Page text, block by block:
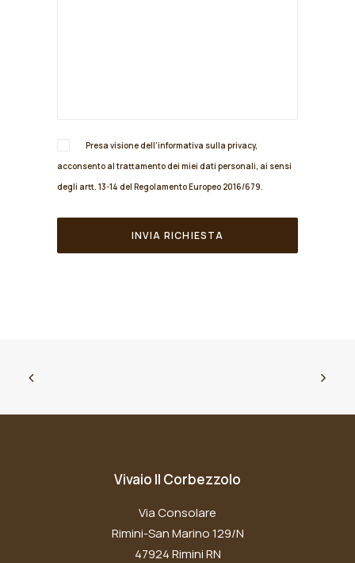
Presa visione dell'informativa sulla privacy,
acconsento al trattamento dei miei dati personali, ai sensi
degli artt. 13-14 del Regolamento Europeo 2016/679.
Vivaio Il Corbezzolo
Via Consolare
Rimini-San Marino 129/N
47924 Rimini RN